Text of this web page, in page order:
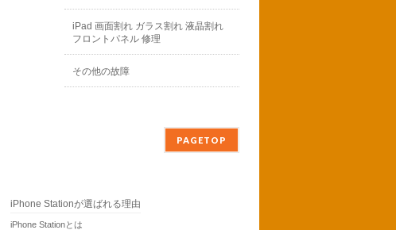
iPad 画面割れ ガラス割れ 液晶割れ
フロントパネル 修理
その他の故障
PAGETOP
iPhone Stationが選ばれる理由
iPhone Stationとは